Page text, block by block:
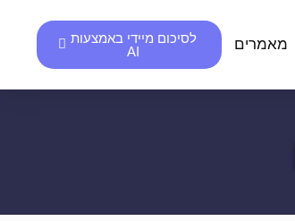
מאמרים
לסיכום מיידי באמצעות
AI